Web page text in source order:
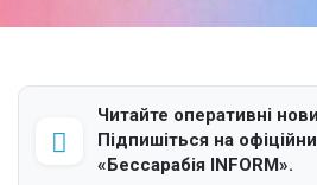
Читайте оперативні
Підпишіться на
«Бессарабія INFORM».